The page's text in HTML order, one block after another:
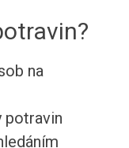
na
potravin